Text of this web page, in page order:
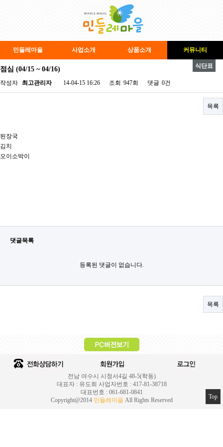
민들레마을 사업소개 상품소개 커뮤니티
식단표
점심 (04/15 ~ 04/16)
페이지 정보
작성자 최고관리자 14-04-15 16:26 조회 947회 댓글 0건
목록
된장국
김치
오이소박이
댓글목록
등록된 댓글이 없습니다.
목록
전남 여수시 시청서4길 48-5(학동)
대표자 : 유도희 사업자번호 : 417-81-38718
대표번호 : 061-681-0841
Copyright@2014 민들레마을 All Rights Reserved Top